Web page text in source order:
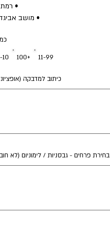
• רמת
• מושב
10 100+ 11-99
כיתוב למדבקה
בחירת פרחים - גבסניות / לימוניום (לא